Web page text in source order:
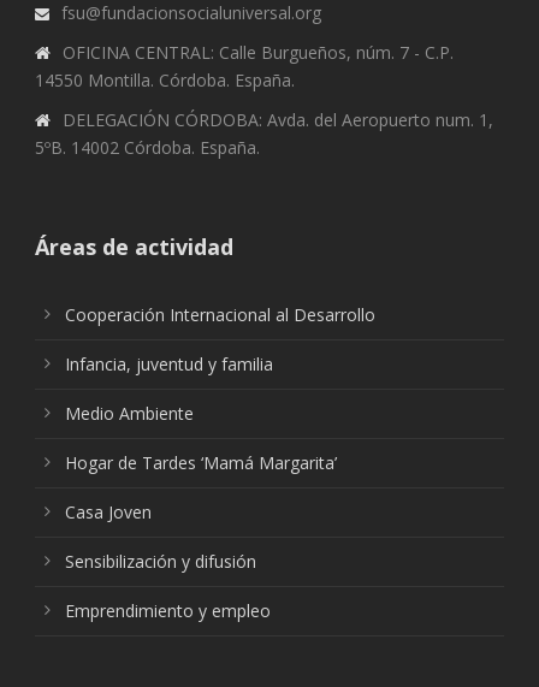
fsu@fundacionsocialuniversal.org
OFICINA CENTRAL: Calle Burgueños, núm. 7 - C.P.
14550 Montilla. Córdoba. España.
DELEGACIÓN CÓRDOBA: Avda. del Aeropuerto num. 1,
5ºB. 14002 Córdoba. España.
Áreas de actividad
Cooperación Internacional al Desarrollo
Infancia, juventud y familia
Medio Ambiente
Hogar de Tardes ‘Mamá Margarita’
Casa Joven
Sensibilización y difusión
Emprendimiento y empleo